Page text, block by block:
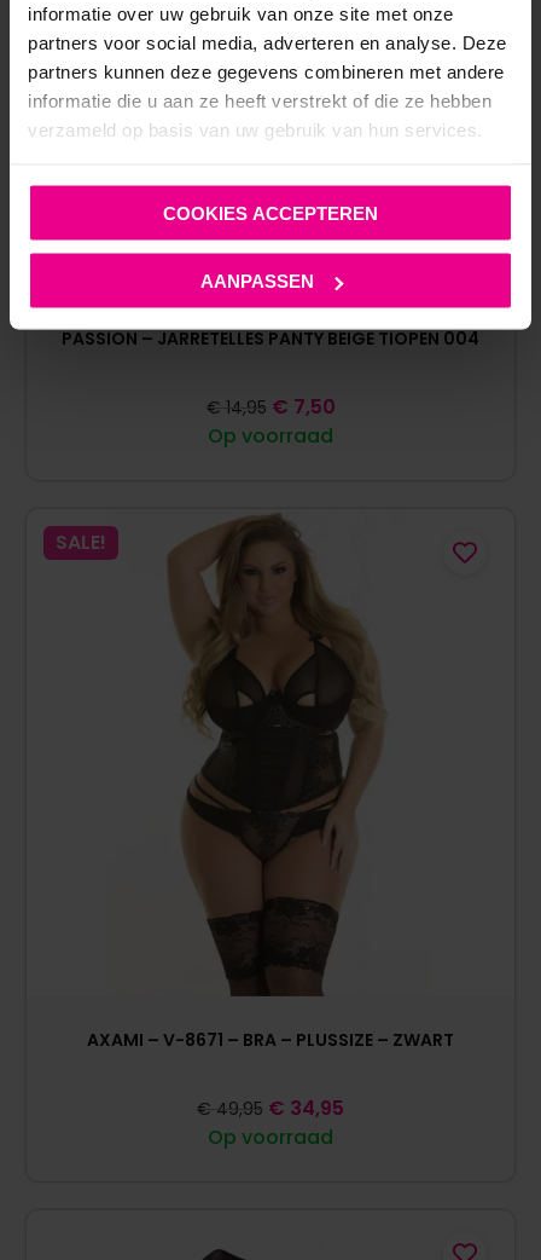
informatie over uw gebruik van onze site met onze
partners voor social media, adverteren en analyse. Deze
partners kunnen deze gegevens combineren met andere
informatie die u aan ze heeft verstrekt of die ze hebben
verzameld op basis van uw gebruik van hun services.
COOKIES ACCEPTEREN
AANPASSEN
PASSION – JARRETELLES PANTY BEIGE TIOPEN 004
Op voorraad
€ 14,95 € 7,50
SALE!
AXAMI – V-8671 – BRA – PLUSSIZE – ZWART
Op voorraad
€ 49,95 € 34,95